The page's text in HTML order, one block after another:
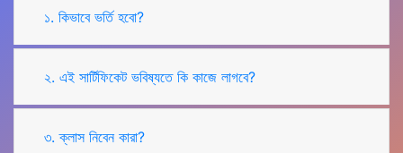
১. কিভাবে ভর্তি হবো?
২. এই সার্টিফিকেট ভবিষ্যতে কি কাজে লাগবে?
৩. ক্লাস নিবেন কারা?